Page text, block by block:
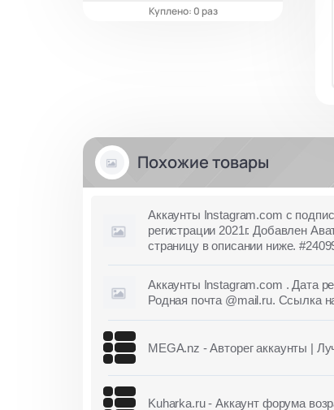
Куплено: 0 раз
Похожие товары
Аккаунты Instagram.com с
регистрации 2021г. Добавлен
страницу в описании ниже.
Аккаунты Instagram.com . Дата
Родная почта @mail.ru. Ссылка
MEGA.nz - Авторег аккаунты |
Kuharka.ru - Аккаунт форума